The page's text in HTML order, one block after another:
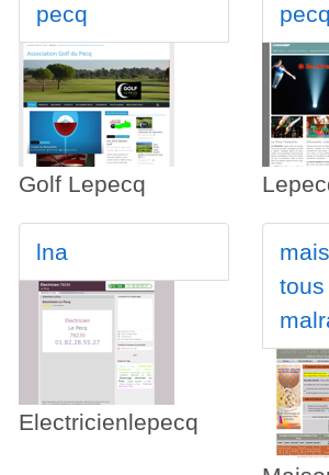
pecq
Golf Lepecq
pecq
lna
Electricienlepecq